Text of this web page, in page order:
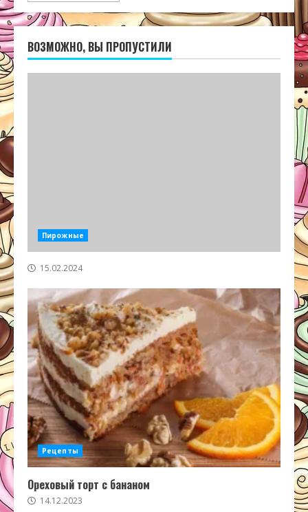
ВОЗМОЖНО, ВЫ ПРОПУСТИЛИ
Пирожные
15.02.2024
Рецепты
Ореховый торт с бананом
14.12.2023